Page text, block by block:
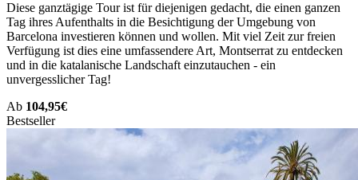
Diese ganztägige Tour ist für diejenigen gedacht, die einen ganzen
Tag ihres Aufenthalts in die Besichtigung der Umgebung von
Barcelona investieren können und wollen. Mit viel Zeit zur freien
Verfügung ist dies eine umfassendere Art, Montserrat zu entdecken
und in die katalanische Landschaft einzutauchen - ein
unvergesslicher Tag!
Ab 104,95€
Bestseller